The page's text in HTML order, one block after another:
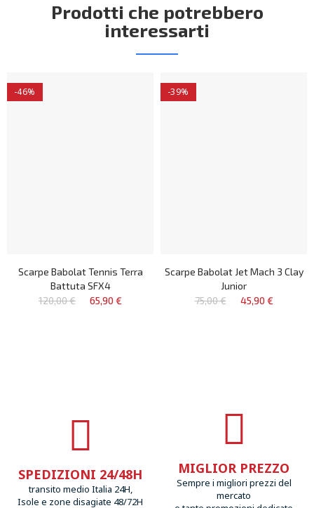
Prodotti che potrebbero
interessarti
-46%
Scarpe Babolat Tennis Terra
Battuta SFX4
120,00 €
65,90 €
-39%
Scarpe Babolat Jet Mach 3 Clay
Junior
75,00 €
45,90 €
SPEDIZIONI 24/48H
transito medio Italia 24H,
Isole e zone disagiate 48/72H
MIGLIOR PREZZO
Sempre i migliori prezzi del
mercato